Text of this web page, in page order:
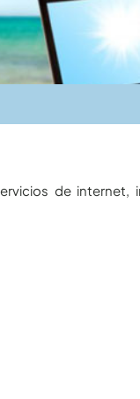
de internet,